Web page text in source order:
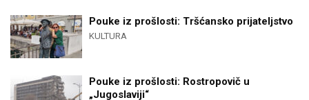
Pouke iz prošlosti: Tršćansko prijateljstvo
KULTURA
Pouke iz prošlosti: Rostropovič u
„Jugoslaviji“